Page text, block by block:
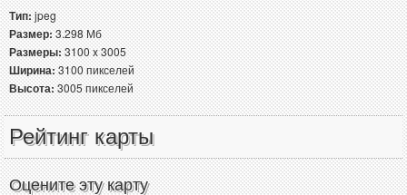
Тип:jpeg
Размер:3.298 Мб
Размеры:3100 x 3005
Ширина:3100 пикселей
Высота:3005 пикселей
Рейтинг карты
Оцените эту карту